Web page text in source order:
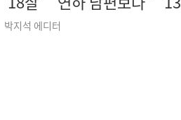
지석 에디터